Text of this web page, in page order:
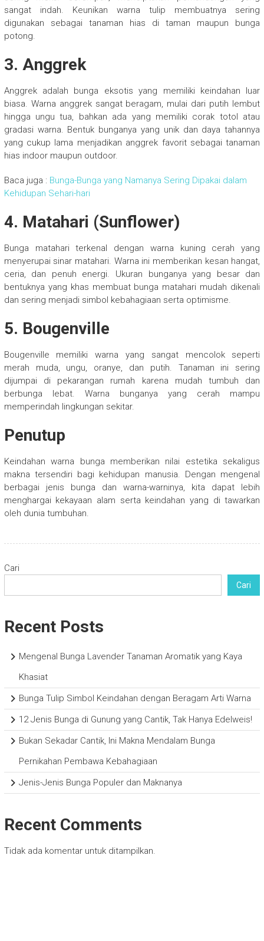
sangat indah. Keunikan warna tulip membuatnya sering
digunakan sebagai tanaman hias di taman maupun bunga
potong.
3. Anggrek
Anggrek adalah bunga eksotis yang memiliki keindahan luar
biasa. Warna anggrek sangat beragam, mulai dari putih lembut
hingga ungu tua, bahkan ada yang memiliki corak totol atau
gradasi warna. Bentuk bunganya yang unik dan daya tahannya
yang cukup lama menjadikan anggrek favorit sebagai tanaman
hias indoor maupun outdoor.
Baca juga : Bunga-Bunga yang Namanya Sering Dipakai dalam
Kehidupan Sehari-hari
4. Matahari (Sunflower)
Bunga matahari terkenal dengan warna kuning cerah yang
menyerupai sinar matahari. Warna ini memberikan kesan hangat,
ceria, dan penuh energi. Ukuran bunganya yang besar dan
bentuknya yang khas membuat bunga matahari mudah dikenali
dan sering menjadi simbol kebahagiaan serta optimisme.
5. Bougenville
Bougenville memiliki warna yang sangat mencolok seperti
merah muda, ungu, oranye, dan putih. Tanaman ini sering
dijumpai di pekarangan rumah karena mudah tumbuh dan
berbunga lebat. Warna bunganya yang cerah mampu
memperindah lingkungan sekitar.
Penutup
Keindahan warna bunga memberikan nilai estetika sekaligus
makna tersendiri bagi kehidupan manusia. Dengan mengenal
berbagai jenis bunga dan warna-warninya, kita dapat lebih
menghargai kekayaan alam serta keindahan yang di tawarkan
oleh dunia tumbuhan.
Cari
Cari
Recent Posts
Mengenal Bunga Lavender Tanaman Aromatik yang Kaya
Khasiat
Bunga Tulip Simbol Keindahan dengan Beragam Arti Warna
12 Jenis Bunga di Gunung yang Cantik, Tak Hanya Edelweis!
Bukan Sekadar Cantik, Ini Makna Mendalam Bunga
Pernikahan Pembawa Kebahagiaan
Jenis-Jenis Bunga Populer dan Maknanya
Recent Comments
Tidak ada komentar untuk ditampilkan.